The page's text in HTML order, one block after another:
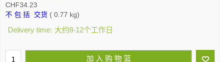
CHF34.23
不 包 括 交货
0.77 kg
Delivery time: 大约8-12个工作日
加 入 购 物 篮